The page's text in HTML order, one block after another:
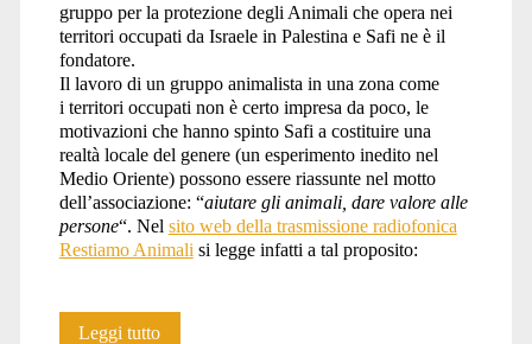
gruppo per la protezione degli Animali che opera nei
territori occupati da Israele in Palestina e Safi ne è il
fondatore.
Il lavoro di un gruppo animalista in una zona come
i territori occupati non è certo impresa da poco, le
motivazioni che hanno spinto Safi a costituire una
realtà locale del genere (un esperimento inedito nel
Medio Oriente) possono essere riassunte nel motto
dell’associazione: “aiutare gli animali, dare valore alle
persone“. Nel sito web della trasmissione radiofonica
Restiamo Animali si legge infatti a tal proposito:
Leggi tuttoEssere